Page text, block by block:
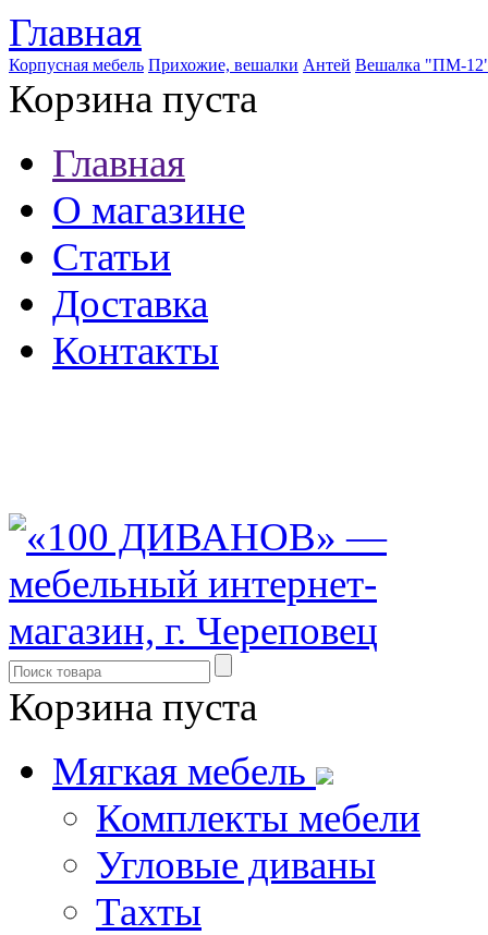
Главная
Корпусная мебель Прихожие, вешалки Антей Вешалка "ПМ-
Корзина пуста
Главная
О магазине
Статьи
Доставка
Контакты
Корзина пуста
Мягкая мебель
Комплекты мебели
Угловые диваны
Тахты